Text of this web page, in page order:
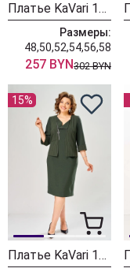
Платье KaVari 1158-3 зеленый
Размеры:
48,50,52,54,56,58
257 BYN302 BYN
15%
Платье KaVari 1158 зеленый